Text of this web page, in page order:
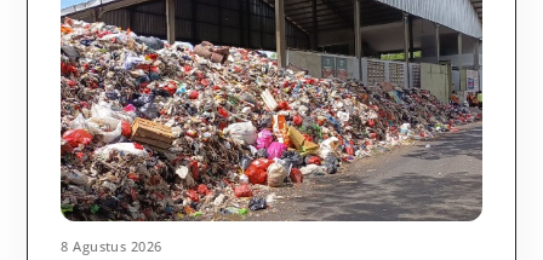
8 Agustus 2026